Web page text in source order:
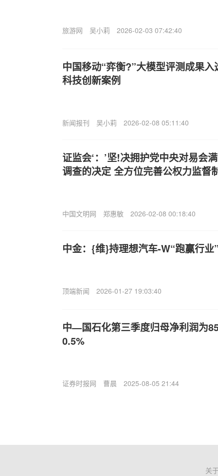
旅游网 吴小莉 2026-02-03 07:42:40
中国移动“弈衡?”大模型评测成果
科技创新案例
新闻报刊 吴小莉 2026-02-08 05:11:40
证监会‘：’坚!决拥护党中央对易会
调查的决定 全方位完善公权力监督
中国文明网 郑惠敏 2026-02-08 00:18:40
中金：{维}持理想汽车-W“跑赢行
顶端新闻 2026-01-27 19:03:40
中—国石化第三季度归母净利润为
0.5%
证券时报网 曹晨 2025-08-05 21:44
关